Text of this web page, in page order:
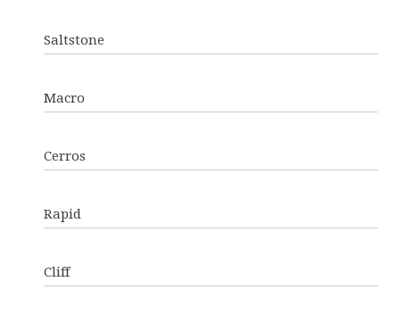
Saltstone
Macro
Cerros
Rapid
Cliff